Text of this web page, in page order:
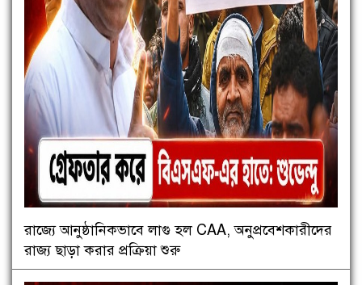
রাজ্যে আনুষ্ঠানিকভাবে লাগু হল CAA, অনুপ্রবেশকারীদের
রাজ্য ছাড়া করার প্রক্রিয়া শুরু